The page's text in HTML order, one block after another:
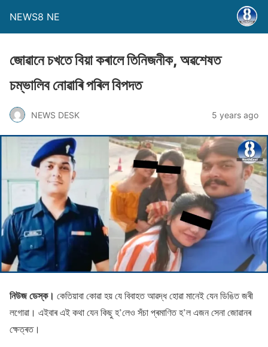
NEWS8 NE
জোৱানে চখতে বিয়া কৰালে তিনিজনীক, অৱশেষত
চম্ভালিব নোৱাৰি পৰিল বিপদত
NEWS DESK 5 years ago
নিউজ ডেস্ক। কেতিয়াবা কোৱা হয় যে বিবাহত আৱদ্ধ হোৱা মানেই যেন ডিঙিত জৰী
লগোৱা। এইবাৰ এই কথা যেন কিছু হ’লেও সঁচা প্ৰমাণিত হ’ল এজন সেনা জোৱানৰ
ক্ষেত্ৰত।